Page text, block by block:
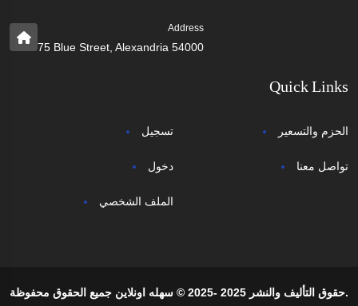
Address
75 Blue Street, Alexandria 54000
Quick Links
تسجيل
دخول
الملف الشخصي
الحزم والتسعير
تواصل معنا
حقوق التأليف والنشر 2025 -2025 © سهله اونلاين جميع الحقوق محفوظة.